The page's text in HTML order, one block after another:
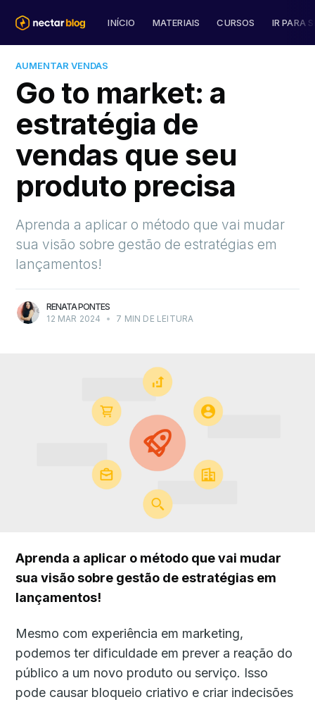
INÍCIO MATERIAIS CURSOS IR PARA
AUMENTAR VENDAS
Go to market: a
estratégia de
vendas que seu
produto precisa
Aprenda a aplicar o método que vai mudar
sua visão sobre gestão de estratégias em
lançamentos!
RENATA PONTES
12 MAR 2024
• 7 MIN DE LEITURA
Aprenda a aplicar o método que vai mudar
sua visão sobre gestão de estratégias em
lançamentos!
Mesmo com experiência em marketing,
podemos ter dificuldade em prever a reação do
público a um novo produto ou serviço. Isso
pode causar bloqueio criativo e criar indecisões